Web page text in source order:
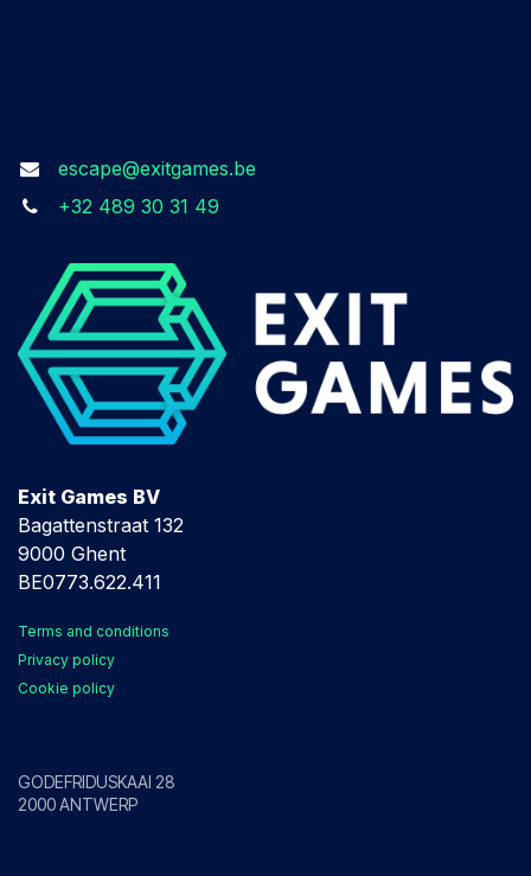
escape@exitgames.be
+32 489 30 31 49
Exit Games BV
Bagattenstraat 132
9000 Ghent
BE0773.622.411
Terms and conditions
Privacy policy
Cookie policy
GODEFRIDUSKAAI 28
2000 ANTWERP